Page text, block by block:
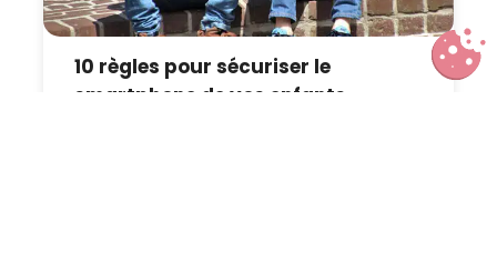
10 règles pour sécuriser le
smartphone de vos enfants